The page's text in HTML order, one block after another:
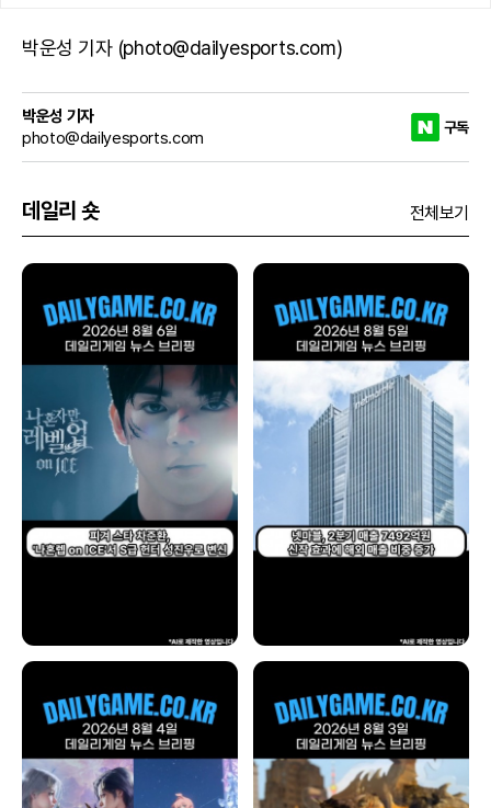
박운성 기자 (photo@dailyesports.com)
박운성 기자
photo@dailyesports.com
구독
데일리 숏 전체보기